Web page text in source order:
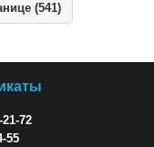
(541)
72
55